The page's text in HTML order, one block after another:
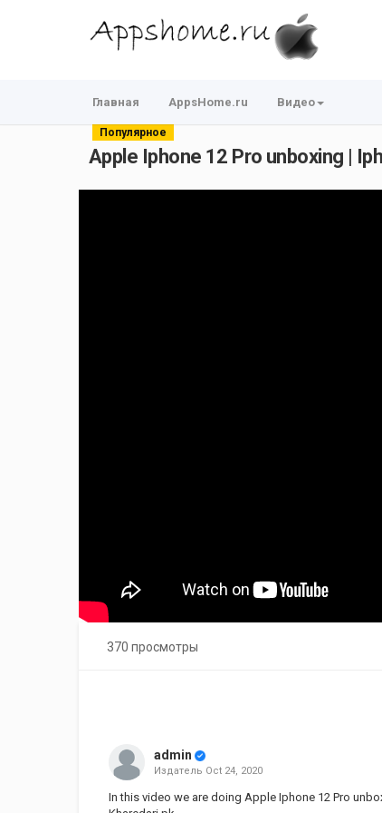
Главная AppsHome.ru Видео
Популярное
Apple Iphone 12 Pro unboxing |
370 просмотры
admin
Издатель Oct 24, 2020
In this video we are doing Apple Iphone 12 Pro